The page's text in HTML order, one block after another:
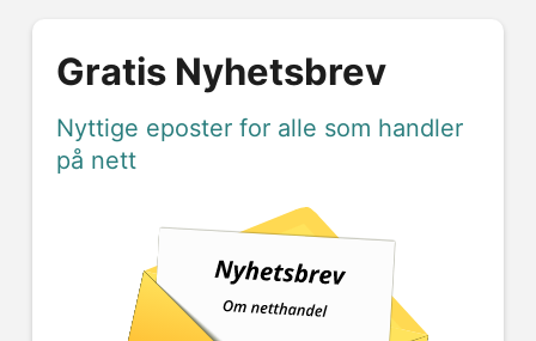
Gratis Nyhetsbrev
Nyttige eposter for alle som handler
på nett